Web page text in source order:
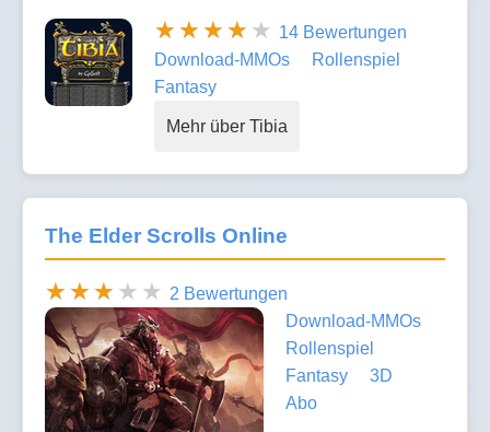
14 Bewertungen
Download-MMOs
Rollenspiel
Fantasy
Mehr über Tibia
The Elder Scrolls Online
2 Bewertungen
Download-MMOs
Rollenspiel
Fantasy
3D
Abo